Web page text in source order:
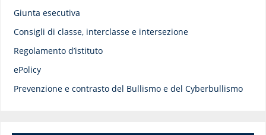
Giunta esecutiva
Consigli di classe, interclasse e intersezione
Regolamento d’istituto
ePolicy
Prevenzione e contrasto del Bullismo e del Cyberbullismo